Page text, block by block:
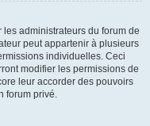
les administrateurs du forum de
peut appartenir à plusieurs
individuelles. Ceci
modifier les permissions de
leur accorder des pouvoirs
forum privé.